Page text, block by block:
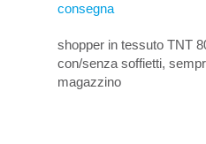
consegna
shopper in tessuto TNT
con/senza soffietti,
magazzino